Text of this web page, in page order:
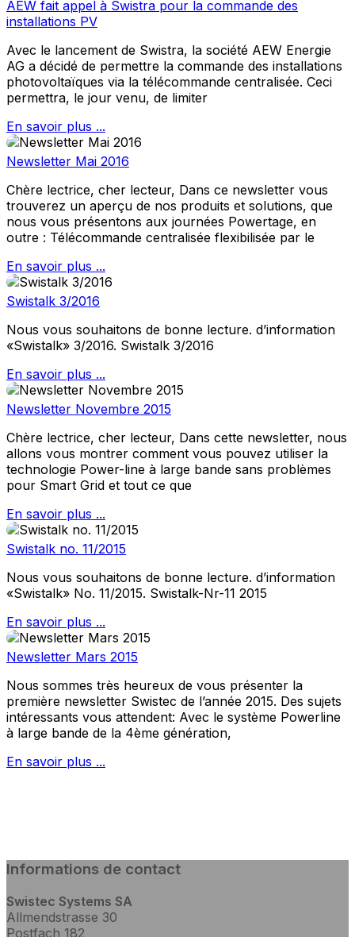
AEW fait appel à Swistra pour la commande des
installations PV
Avec le lancement de Swistra, la société AEW Energie
AG a décidé de permettre la commande des installations
photovoltaïques via la télécommande centralisée. Ceci
permettra, le jour venu, de limiter
En savoir plus ...
Newsletter Mai 2016
Chère lectrice, cher lecteur, Dans ce newsletter vous
trouverez un aperçu de nos produits et solutions, que
nous vous présentons aux journées Powertage, en
outre : Télécommande centralisée flexibilisée par le
En savoir plus ...
Swistalk 3/2016
Nous vous souhaitons de bonne lecture. d’information
«Swistalk» 3/2016. Swistalk 3/2016
En savoir plus ...
Newsletter Novembre 2015
Chère lectrice, cher lecteur, Dans cette newsletter, nous
allons vous montrer comment vous pouvez utiliser la
technologie Power-line à large bande sans problèmes
pour Smart Grid et tout ce que
En savoir plus ...
Swistalk no. 11/2015
Nous vous souhaitons de bonne lecture. d’information
«Swistalk» No. 11/2015. Swistalk-Nr-11 2015
En savoir plus ...
Newsletter Mars 2015
Nous sommes très heureux de vous présenter la
première newsletter Swistec de l’année 2015. Des sujets
intéressants vous attendent: Avec le système Powerline
à large bande de la 4ème génération,
En savoir plus ...
Informations de contact
Swistec Systems SA
Allmendstrasse 30
Postfach 182